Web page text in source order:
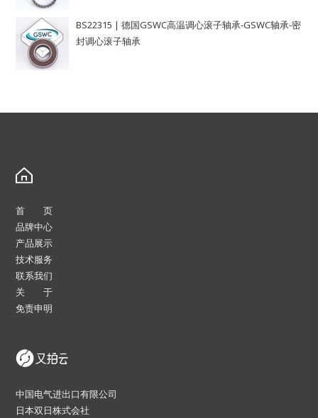
BS22315 | 德国GSWC高温调心滚子轴承-GSWC轴承-密
封调心滚子轴承
首 页
品牌中心
产品展示
技术服务
联系我们
关 于
免责申明
中国电气进出口有限公司
日本双日株式会社